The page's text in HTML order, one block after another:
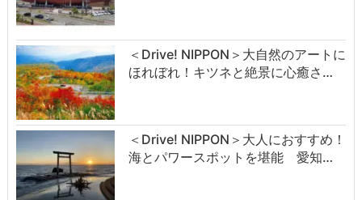
＜Drive! NIPPON＞大自然のアートに
ほれぼれ！キツネと絶景に心癒さ…
＜Drive! NIPPON＞大人におすすめ！
海とパワースポットを堪能 愛知…